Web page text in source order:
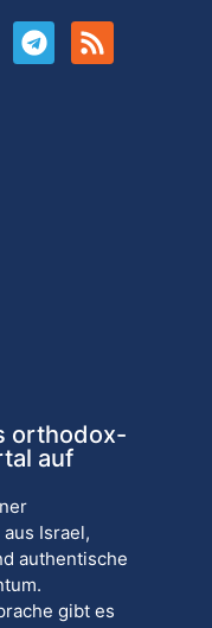
orthodox-
auf
Israel,
authentische
gibt es